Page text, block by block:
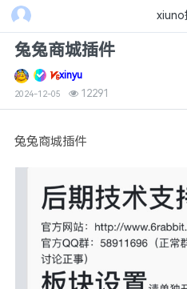
xiuno
兔兔商城插件
xinyu
2024-12-05 12291
兔兔商城插件